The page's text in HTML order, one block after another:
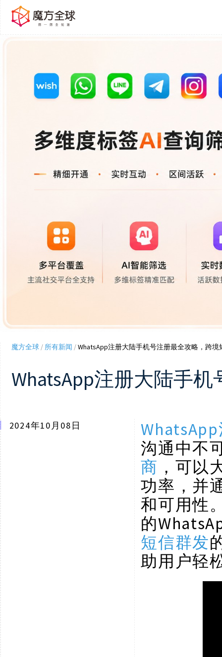
魔方全球/ 所有新闻 /WhatsApp注册大陆手机号注册最全攻略，跨
WhatsApp注册大陆手
2024年10月08日
沟通中不
商 ，可以
功率，并
和可用性
的
短信群发
助用户轻